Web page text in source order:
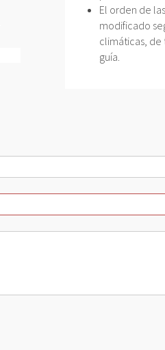
El orden de
modificado
climáticas,
guía.